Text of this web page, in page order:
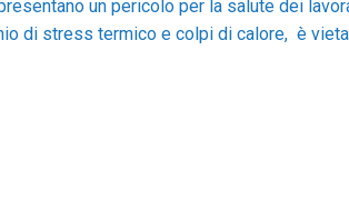
un pericolo per la salute dei
di stress termico e colpi di calore, è